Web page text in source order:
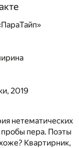
2019
нетематических
пера. Поэты
Квартирник,